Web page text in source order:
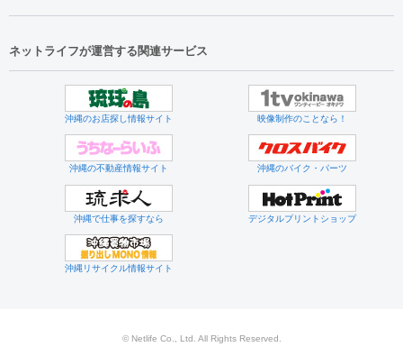
ネットライフが運営する関連サービス
沖縄のお店探し情報サイト 映像制作のことなら！
沖縄の不動産情報サイト 沖縄のバイク・パーツ
沖縄で仕事を探すなら デジタルプリントショップ
沖縄リサイクル情報サイト
© Netlife Co., Ltd. All Rights Reserved.